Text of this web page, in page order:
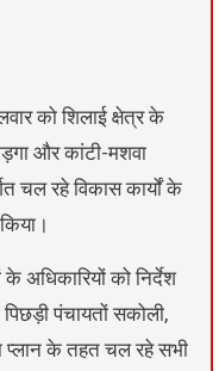
को शिलाई क्षेत्र के
और कांटी-मशवा
चल रहे विकास कार्यों के
अधिकारियों को निर्देश
पिछड़ी पंचायतों सकोली,
प्लान के तहत चल रहे सभी